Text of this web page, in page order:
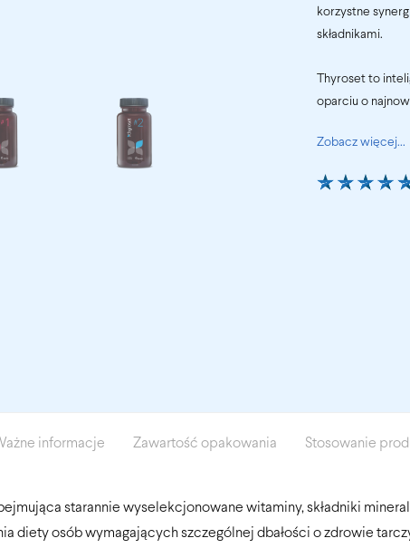
korzystne
składnikami.
Thyroset to
oparciu o
Zobacz więcej...
informacje Zawartość opakowania Stosowanie
starannie wyselekcjonowane witaminy, składniki
diety osób wymagających szczególnej dbałości o zdrowie